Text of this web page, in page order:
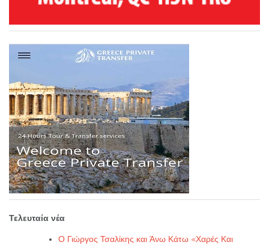
Τελευταία νέα
Ο Γιώργος Τσαλίκης και Άνω Κάτω «Χαρές Και